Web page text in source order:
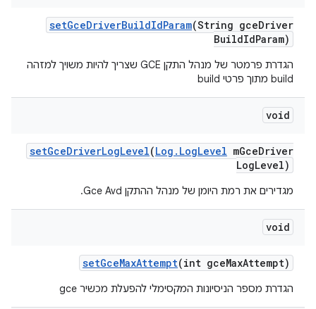
setGceDriverBuildIdParam(String gceDriver
BuildIdParam)
הגדרת פרמטר של מנהל התקן GCE שצריך להיות משויך למזהה
build מתוך פרטי build
void
setGceDriverLogLevel(Log . LogLevel mGceDriver
LogLevel)
מגדירים את רמת היומן של מנהל ההתקן Gce Avd.
void
setGceMaxAttempt(int gceMaxAttempt)
הגדרת מספר הניסיונות המקסימלי להפעלת מכשיר gce